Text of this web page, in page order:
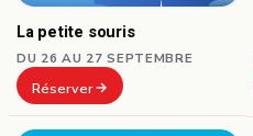
La petite souris
DU 26 AU 27 SEPTEMBRE
Réserver